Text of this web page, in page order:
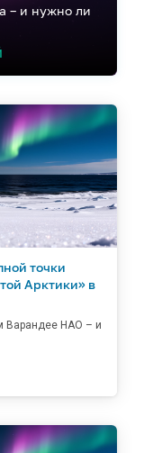
– и нужно ли
точки
Арктики» в
Варандее НАО – и